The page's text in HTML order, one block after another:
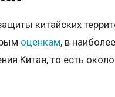
китайских
оценкам, в
Китая, то есть